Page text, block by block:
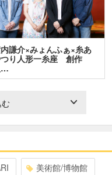
謙介×みょんふぁ×糸あ
り人形一糸座 創作
…
美術館/博物館